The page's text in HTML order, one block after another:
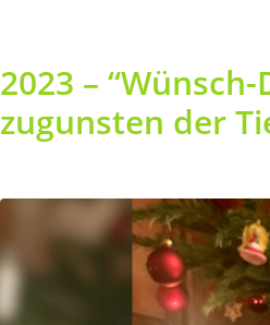
2023 –
zugunsten der